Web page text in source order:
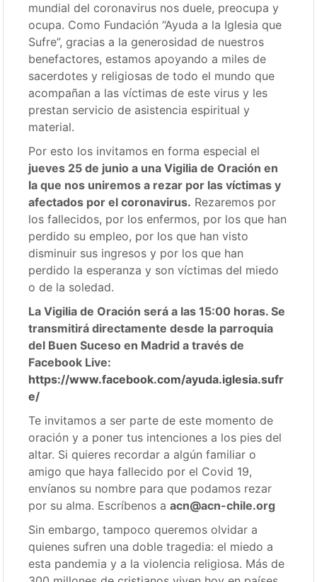
mundial del coronavirus nos duele, preocupa y
ocupa. Como Fundación “Ayuda a la Iglesia que
Sufre”, gracias a la generosidad de nuestros
benefactores, estamos apoyando a miles de
sacerdotes y religiosas de todo el mundo que
acompañan a las víctimas de este virus y les
prestan servicio de asistencia espiritual y
material.
Por esto los invitamos en forma especial el
jueves 25 de junio a una Vigilia de Oración en
la que nos uniremos a rezar por las víctimas y
afectados por el coronavirus. Rezaremos por
los fallecidos, por los enfermos, por los que han
perdido su empleo, por los que han visto
disminuir sus ingresos y por los que han
perdido la esperanza y son víctimas del miedo
o de la soledad.
La Vigilia de Oración será a las 15:00 horas. Se
transmitirá directamente desde la parroquia
del Buen Suceso en Madrid a través de
Facebook Live:
https://www.facebook.com/ayuda.iglesia.sufr
e/
Te invitamos a ser parte de este momento de
oración y a poner tus intenciones a los pies del
altar. Si quieres recordar a algún familiar o
amigo que haya fallecido por el Covid 19,
envíanos su nombre para que podamos rezar
por su alma. Escríbenos aacn@acn-chile.org
Sin embargo, tampoco queremos olvidar a
quienes sufren una doble tragedia: el miedo a
esta pandemia y a la violencia religiosa. Más de